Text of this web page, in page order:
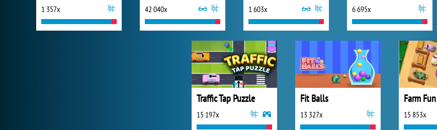
1 357x 42 040x 1 603x 6 695x
Traffic Tap Puzzle
15 197x
Fit Balls
13 327x
Farm Fun
15 853x